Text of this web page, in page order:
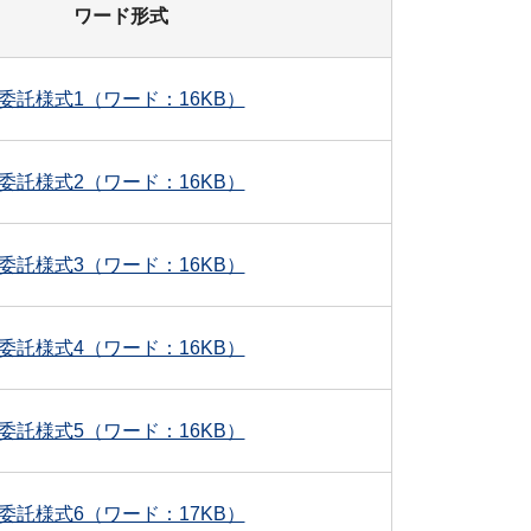
ワード形式
託様式1（ワード：16KB）
託様式2（ワード：16KB）
託様式3（ワード：16KB）
託様式4（ワード：16KB）
託様式5（ワード：16KB）
託様式6（ワード：17KB）